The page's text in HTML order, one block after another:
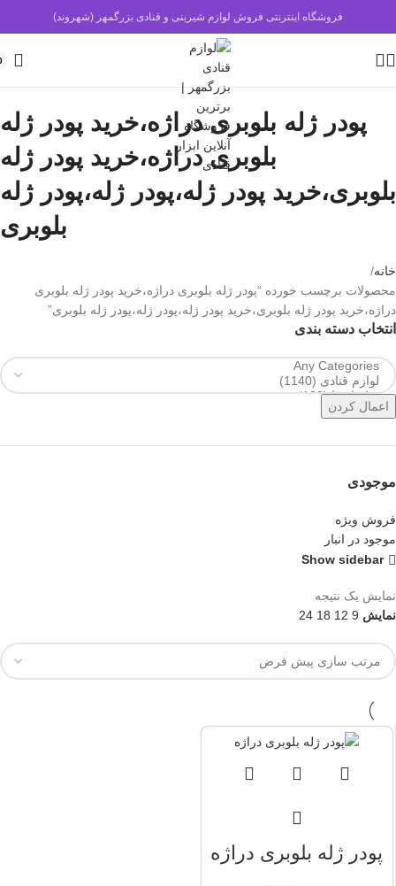
فروشگاه اینترنتی فروش لوازم شیرینی و قنادی بزرگمهر (شهروند)
پودر ژله بلوبری دراژه،خرید پودر ژله
بلوبری دراژه،خرید پودر ژله
بلوبری،خرید پودر ژله،پودر ژله،پودر ژله
بلوبری
خانه
محصولات برچسب خورده “پودر ژله بلوبری دراژه،خرید پودر ژله بلوبری
دراژه،خرید پودر ژله بلوبری،خرید پودر ژله،پودر ژله،پودر ژله بلوبری”
انتخاب دسته بندی
اعمال کردن
موجودی
فروش ویژه
موجود در انبار
Show sidebar
نمایش یک نتیجه
نمایش 9
12
18
24
پودر ژله بلوبری دراژه